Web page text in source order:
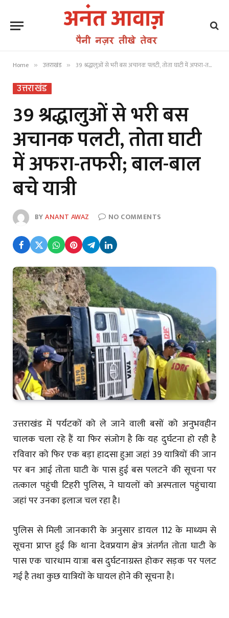
Home » उत्तराखंड » 39 श्रद्धालुओं से भरी बस अचानक पलटी, तोता घाटी में अफरा-तफरी; बाल-बाल बचे यात्री
उत्तराखंड
39 श्रद्धालुओं से भरी बस
अचानक पलटी, तोता घाटी
में अफरा-तफरी; बाल-बाल
बचे यात्री
BYANANT AWAZ NO COMMENTS
उत्तराखंड में पर्यटकों को ले जाने वाली बसों को अनुभवहीन
चालक चला रहे हैं या फिर संजोग है कि यह दुर्घटना हो रही है
रविवार को फिर एक बड़ा हादसा हुआ जहां 39 यात्रियों की जान
पर बन आई तोता घाटी के पास हुई बस पलटने की सूचना पर
तत्काल पहुंची टिहरी पुलिस, ने घायलों को अस्पताल पहुंचाया
जहां पर उनका इलाज चल रहा है।
पुलिस से मिली जानकारी के अनुसार डायल 112 के माध्यम से
सूचना प्राप्त हुई कि थाना देवप्रयाग क्षेत्र अंतर्गत तोता घाटी के
पास एक चारधाम यात्रा बस दुर्घटनाग्रस्त होकर सड़क पर पलट
गई है तथा कुछ यात्रियों के घायल होने की सूचना है।